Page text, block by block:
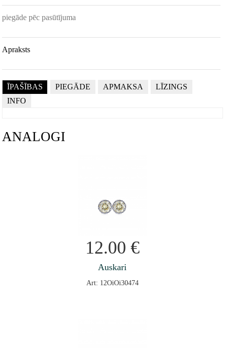
piegāde pēc pasūtījuma
Apraksts
ĪPAŠĪBAS PIEGĀDE APMAKSA
LĪZINGS
INFO
ANALOGI
12.00 €
Auskari
Art: 12OiOi30474